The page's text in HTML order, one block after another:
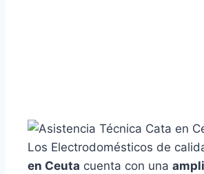
Los Electrodomésticos de
en Ceuta cuenta con una